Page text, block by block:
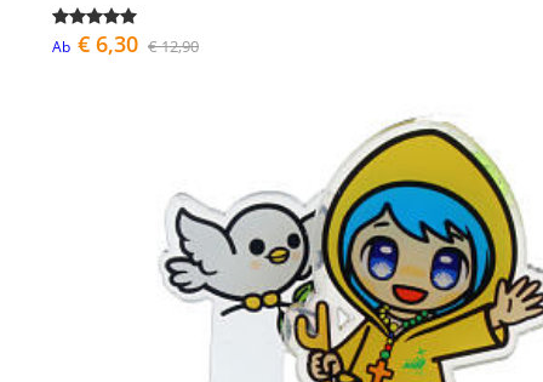
Ab € 6,30 € 12,90